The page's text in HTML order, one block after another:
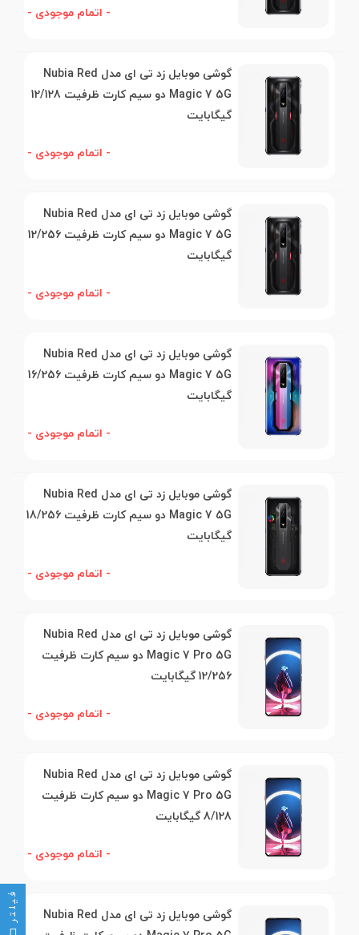
- اتمام موجودی -
گوشی موبایل زد تی ای مدل Nubia Red
Magic 7 5G دو سیم کارت ظرفیت 12/128
گیگابایت
- اتمام موجودی -
گوشی موبایل زد تی ای مدل Nubia Red
Magic 7 5G دو سیم کارت ظرفیت 12/256
گیگابایت
- اتمام موجودی -
گوشی موبایل زد تی ای مدل Nubia Red
Magic 7 5G دو سیم کارت ظرفیت 16/256
گیگابایت
- اتمام موجودی -
گوشی موبایل زد تی ای مدل Nubia Red
Magic 7 5G دو سیم کارت ظرفیت 18/256
گیگابایت
- اتمام موجودی -
گوشی موبایل زد تی ای مدل Nubia Red
Magic 7 Pro 5G دو سیم کارت ظرفیت
12/256 گیگابایت
- اتمام موجودی -
گوشی موبایل زد تی ای مدل Nubia Red
Magic 7 Pro 5G دو سیم کارت ظرفیت
8/128 گیگابایت
- اتمام موجودی -
گوشی موبایل زد تی ای مدل Nubia Red
فیلتر